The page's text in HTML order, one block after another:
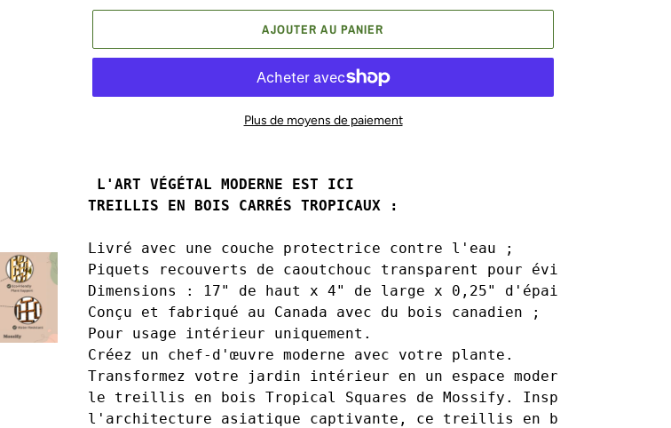
AJOUTER AU PANIER
Plus de moyens de paiement
d'un
produit
votre
panier
L'ART VÉGÉTAL MODERNE EST ICI
TREILLIS EN BOIS CARRÉS TROPICAUX :
Livré avec une couche protectrice contre l'eau ;
Piquets recouverts de caoutchouc transparent pour éviter la
Dimensions : 17" de haut x 4" de large x 0,25" d'épaisseur ;
Conçu et fabriqué au Canada avec du bois canadien ;
Pour usage intérieur uniquement.
Créez un chef-d'œuvre moderne avec votre plante.
Transformez votre jardin intérieur en un espace moderne et
le treillis en bois Tropical Squares de Mossify. Inspiré de
l'architecture asiatique captivante, ce treillis en bois